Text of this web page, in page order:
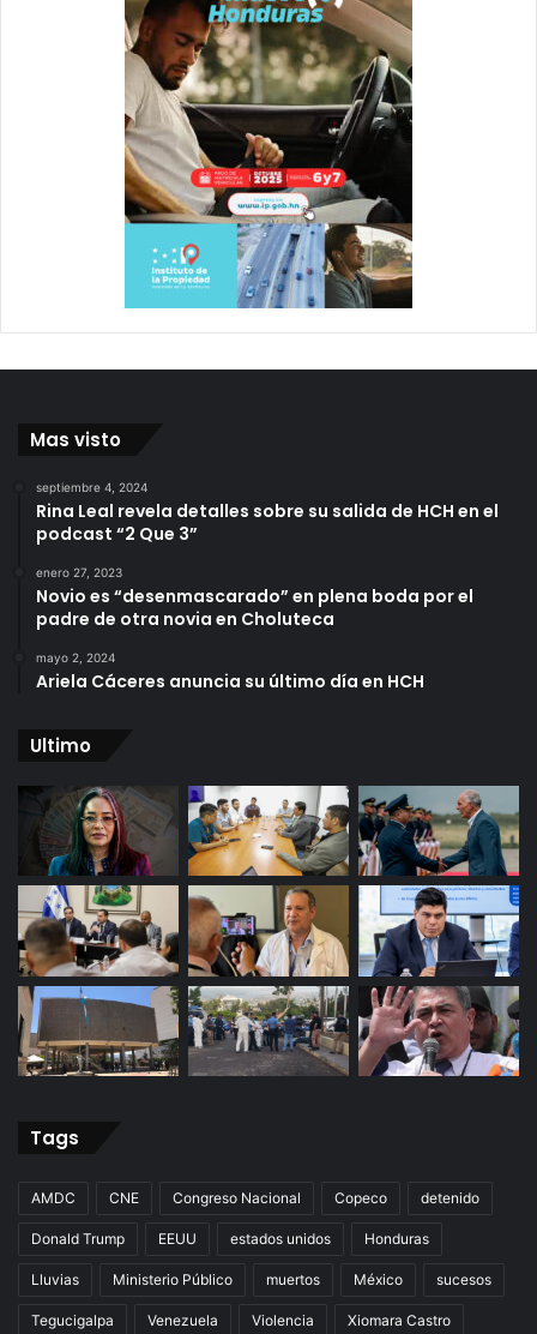
Mas visto
septiembre 4, 2024
Rina Leal revela detalles sobre su salida de HCH en el
podcast “2 Que 3”
enero 27, 2023
Novio es “desenmascarado” en plena boda por el
padre de otra novia en Choluteca
mayo 2, 2024
Ariela Cáceres anuncia su último día en HCH
Ultimo
Tags
AMDC CNE Congreso Nacional Copeco detenido
Donald Trump EEUU estados unidos Honduras
Lluvias Ministerio Público muertos México sucesos
Tegucigalpa Venezuela Violencia Xiomara Castro